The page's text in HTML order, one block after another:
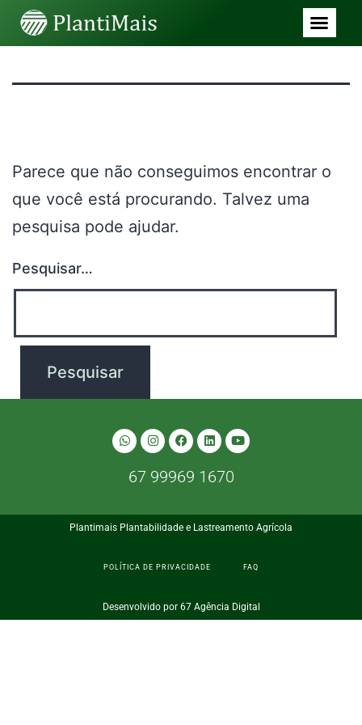
Parece que não conseguimos encontrar o
que você está procurando. Talvez uma
pesquisa pode ajudar.
Pesquisar…
67 99969 1670
Plantimais Plantabilidade e Lastreamento Agrícola
POLÍTICA DE PRIVACIDADE FAQ
Desenvolvido por 67 Agência Digital